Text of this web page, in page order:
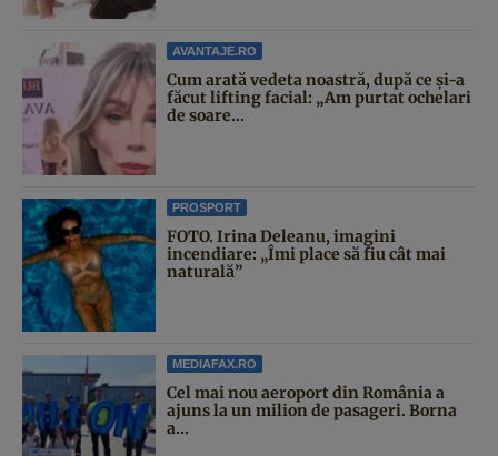
AVANTAJE.RO
Cum arată vedeta noastră, după ce și-a
făcut lifting facial: „Am purtat ochelari
de soare...
PROSPORT
FOTO. Irina Deleanu, imagini
incendiare: „Îmi place să fiu cât mai
naturală”
MEDIAFAX.RO
Cel mai nou aeroport din România a
ajuns la un milion de pasageri. Borna
a...